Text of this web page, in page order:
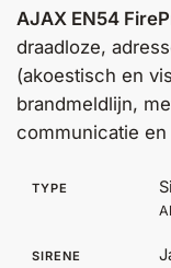
Merken
Outlet SALE
Help &
AJAX EN54
draadloze,
(akoestisch en
brandmeldlijn,
communicatie
TYPE
SIRENE